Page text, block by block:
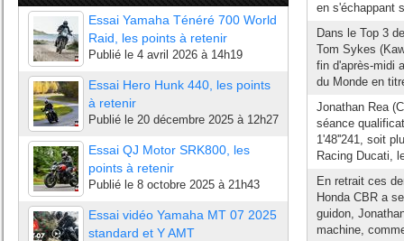
Essai Yamaha Ténéré 700 World
Raid, les points à retenir
Publié le 4 avril 2026 à 14h19
Essai Hero Hunk 440, les points
à retenir
Publié le 20 décembre 2025 à 12h27
Essai QJ Motor SRK800, les
points à retenir
Publié le 8 octobre 2025 à 21h43
Essai vidéo Yamaha MT 07 2025
standard et Y AMT
en s'échappant
Dans le Top 3
Tom Sykes
fin d'après-midi
du Monde en
Jonathan Rea
séance
1'48''241, soit
Racing Ducati,
En retrait ces
Honda CBR a
guidon,
machine,